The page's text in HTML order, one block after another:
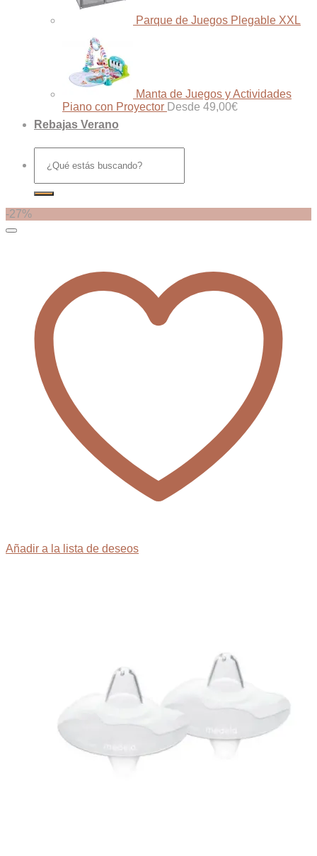
Parque de Juegos Plegable XXL
Manta de Juegos y Actividades
Piano con Proyector Desde 49,00€
Rebajas Verano
por:
-27%
Añadir a la lista de deseos